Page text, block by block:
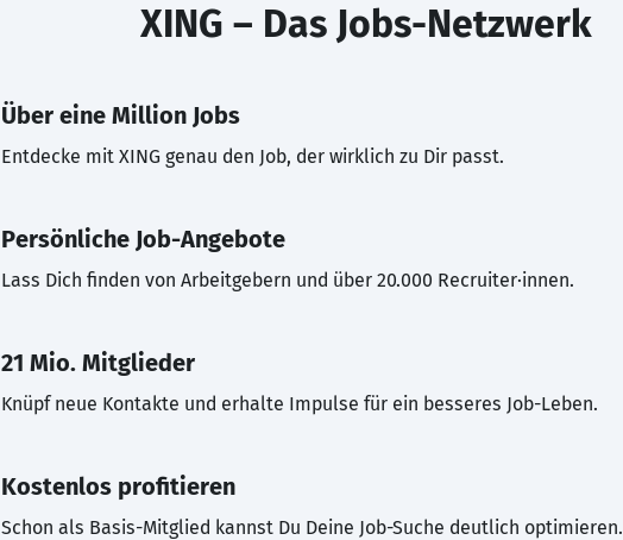
XING – Das Jobs-Netzwerk
Über eine Million Jobs
Entdecke mit XING genau den Job, der wirklich zu Dir passt.
Persönliche Job-Angebote
Lass Dich finden von Arbeitgebern und über 20.000 Recruiter·innen.
21 Mio. Mitglieder
Knüpf neue Kontakte und erhalte Impulse für ein besseres Job-Leben.
Kostenlos profitieren
Schon als Basis-Mitglied kannst Du Deine Job-Suche deutlich optimieren.